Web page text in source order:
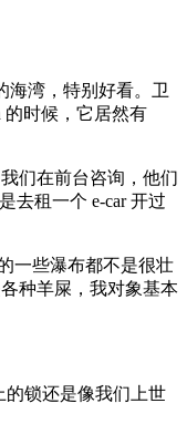
海湾，特别好看。卫
的时候，它居然有
们在前台咨询，他们
去租一个 e-car 开过
一些瀑布都不是很壮
种羊屎，我对象基本
的锁还是像我们上世